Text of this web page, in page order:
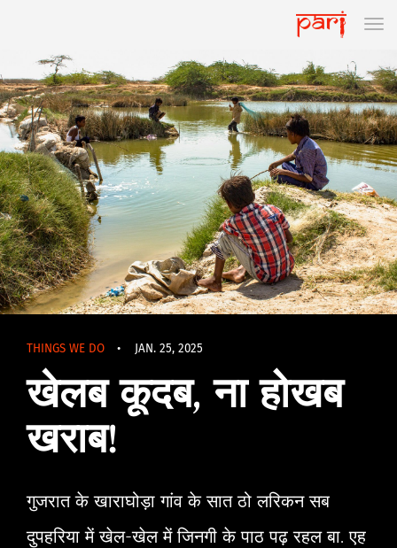
THINGS WE DO • JAN. 25, 2025
खेलब कूदब, ना होखब
खराब!
गुजरात के खाराघोड़ा गांव के सात ठो लरिकन सब
दुपहरिया में खेल-खेल में जिनगी के पाठ पढ़ रहल बा. एह